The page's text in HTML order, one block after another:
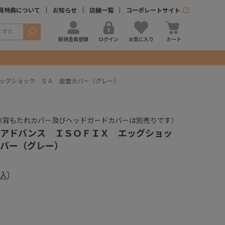
特典について お知らせ 店舗一覧 コーポレートサイト
検索
新規会員登録 ログイン お気に入り カート
ショック ＳＡ 座面カバー（グレー）
もたれカバー及びヘッドガードカバーは別売りです）
ドバンス ＩＳＯＦＩＸ エッグショッ
（グレー）